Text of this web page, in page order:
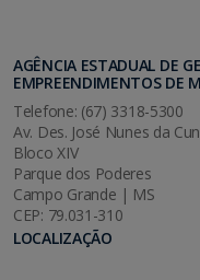
AGÊNCIA ESTADUAL DE
EMPREENDIMENTOS DE
Telefone: (67) 3318-5300
Av. Des. José Nunes da
Bloco XIV
Parque dos Poderes
Campo Grande | MS
CEP: 79.031-310
LOCALIZAÇÃO